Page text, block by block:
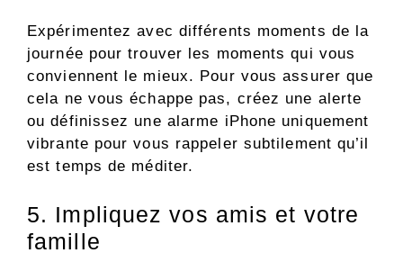
Expérimentez avec différents moments de la
journée pour trouver les moments qui vous
conviennent le mieux. Pour vous assurer que
cela ne vous échappe pas, créez une alerte
ou définissez une alarme iPhone uniquement
vibrante pour vous rappeler subtilement qu’il
est temps de méditer.
5. Impliquez vos amis et votre
famille